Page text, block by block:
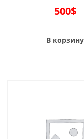
500$
В корзину